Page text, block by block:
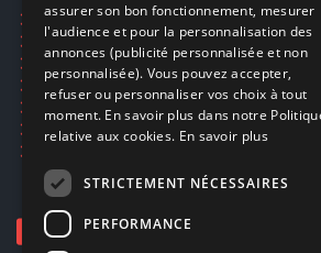
Ecogaming
Expédition & retours
Confidentialité
Conditions générales
EA Sport UFC 6
Call of Duty: Modern Warfare 4
Rachat et revente de jeux en cash
assurer son bon fonctionnement, mesurer
l'audience et pour la personnalisation des
annonces (publicité personnalisée et non
personnalisée). Vous pouvez accepter,
refuser ou personnaliser vos choix à tout
moment. En savoir plus dans notre
relative aux cookies. En savoir plus
STRICTEMENT NÉCESSAIRES
PERFORMANCE